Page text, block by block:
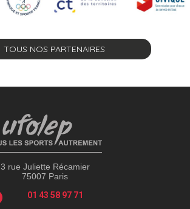
TOUS NOS PARTENAIRES
3 rue Juliette Récamier
75007 Paris
01 43 58 97 71